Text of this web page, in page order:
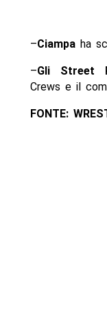
–Ciampaha
–Gli Street
Crews e il
FONTE: